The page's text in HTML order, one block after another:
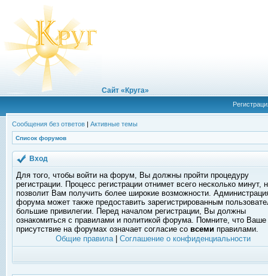
Сайт «Круга»
Сообщения без ответов | Активные темы
Список форумов
Вход
Для того, чтобы войти на форум, Вы должны пройти процедуру
регистрации. Процесс регистрации отнимет всего несколько минут,
позволит Вам получить более широкие возможности.
форума может также предоставить зарегистрированным
большие привилегии. Перед началом регистрации, Вы должны
ознакомиться с правилами и политикой форума. Помните, что Ваше
присутствие на форумах означает согласие со всеми правилами.
Общие правила| Соглашение о конфиденциальности